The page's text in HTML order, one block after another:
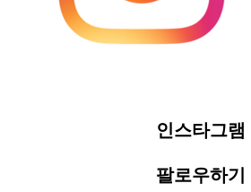
인스타그램
팔로우하기